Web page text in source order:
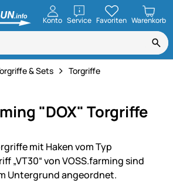
Konto ServiceöffnenFavoriten Warenkorb
& Sets Torgriffe
"DOX" Torgriffe
Bewertungen)